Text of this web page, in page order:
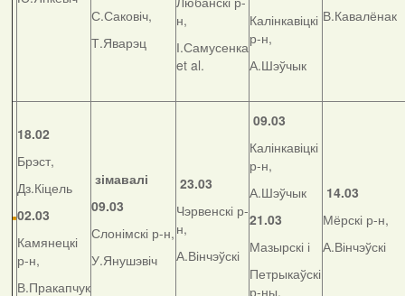
С.Саковіч,
Т.Яварэц
н,
І.Самусенка
et al.
Калінкавіцкі
р-н,
А.Шэўчык
В.Кавалёнак
18.02
Брэст,
Дз.Кіцель
02.03
Камянецкі
р-н,
В.Пракапчук
зімавалі
09.03
Слонімскі р-н,
У.Янушэвіч
23.03
Чэрвенскі р-
н,
А.Вінчэўскі
09.03
Калінкавіцкі
р-н,
А.Шэўчык
21.03
Мазырскі і
Петрыкаўскі
р-ны,
14.03
Мёрскі р-н,
А.Вінчэўскі